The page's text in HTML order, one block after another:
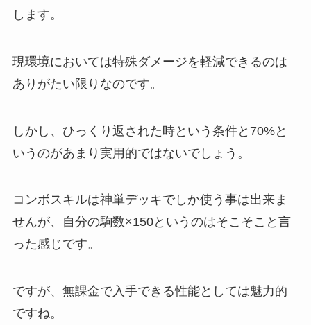
します。
現環境においては特殊ダメージを軽減できるのは
ありがたい限りなのです。
しかし、ひっくり返された時という条件と70%と
いうのがあまり実用的ではないでしょう。
コンボスキルは神単デッキでしか使う事は出来ま
せんが、自分の駒数×150というのはそこそこと言
った感じです。
ですが、無課金で入手できる性能としては魅力的
ですね。